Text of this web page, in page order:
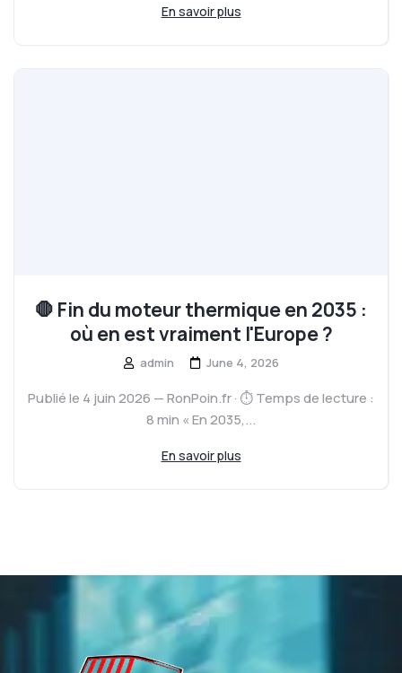
En savoir plus
🛑 Fin du moteur thermique en 2035 :
où en est vraiment l'Europe ?
admin June 4, 2026
Publié le 4 juin 2026 — RonPoin.fr · ⏱️ Temps de lecture :
8 min « En 2035,...
En savoir plus